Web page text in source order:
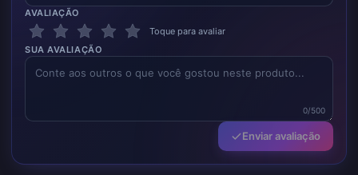
AVALIAÇÃO
Toque para avaliar
SUA AVALIAÇÃO
0/500
Enviar avaliação